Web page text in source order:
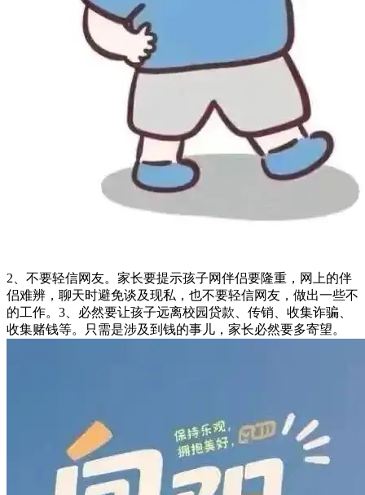
2、不要轻信网友。家长要提示孩子网伴侣要隆重，网上的伴
侣难辨，聊天时避免谈及现私，也不要轻信网友，做出一些不
的工作。3、必然要让孩子远离校园贷款、传销、收集诈骗、
收集赌钱等。只需是涉及到钱的事儿，家长必然要多寄望。